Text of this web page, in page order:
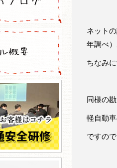
ネット
年調べ）
ちなみ
同様の
軽自動
ですの